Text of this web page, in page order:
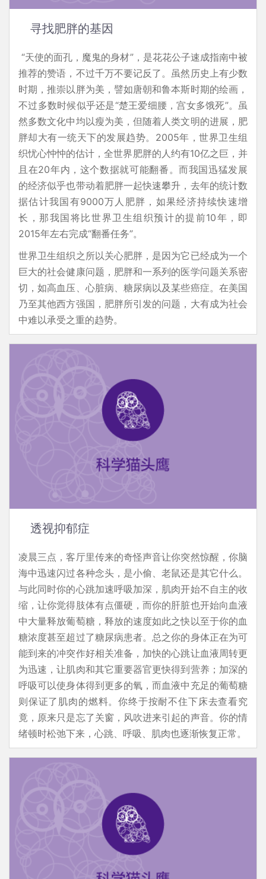
寻找肥胖的基因
“天使的面孔，魔鬼的身材”，是花花公子速成指南中被
推荐的赞语，不过千万不要记反了。虽然历史上有少数
时期，推崇以胖为美，譬如唐朝和鲁本斯时期的绘画，
不过多数时候似乎还是“楚王爱细腰，宫女多饿死”。虽
然多数文化中均以瘦为美，但随着人类文明的进展，肥
胖却大有一统天下的发展趋势。2005年，世界卫生组
织忧心忡忡的估计，全世界肥胖的人约有10亿之巨，并
且在20年内，这个数据就可能翻番。而我国迅猛发展
的经济似乎也带动着肥胖一起快速攀升，去年的统计数
据估计我国有9000万人肥胖，如果经济持续快速增
长，那我国将比世界卫生组织预计的提前10年，即
2015年左右完成“翻番任务”。
世界卫生组织之所以关心肥胖，是因为它已经成为一个
巨大的社会健康问题，肥胖和一系列的医学问题关系密
切，如高血压、心脏病、糖尿病以及某些癌症。在美国
乃至其他西方强国，肥胖所引发的问题，大有成为社会
中难以承受之重的趋势。
透视抑郁症
凌晨三点，客厅里传来的奇怪声音让你突然惊醒，你脑
海中迅速闪过各种念头，是小偷、老鼠还是其它什么。
与此同时你的心跳加速呼吸加深，肌肉开始不自主的收
缩，让你觉得肢体有点僵硬，而你的肝脏也开始向血液
中大量释放葡萄糖，释放的速度如此之快以至于你的血
糖浓度甚至超过了糖尿病患者。总之你的身体正在为可
能到来的冲突作好相关准备，加快的心跳让血液周转更
为迅速，让肌肉和其它重要器官更快得到营养；加深的
呼吸可以使身体得到更多的氧，而血液中充足的葡萄糖
则保证了肌肉的燃料。你终于按耐不住下床去查看究
竟，原来只是忘了关窗，风吹进来引起的声音。你的情
绪顿时松弛下来，心跳、呼吸、肌肉也逐渐恢复正常。